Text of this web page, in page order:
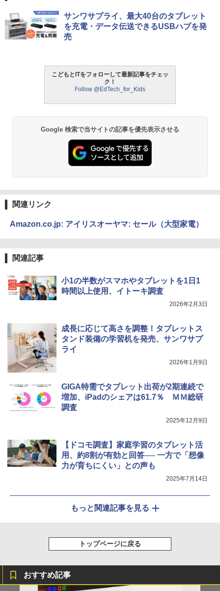
サンワサプライ、最大40台のタブレット
を充電・データ伝送できるUSBハブを発
売
こどもとITをフォローして最新記事をチェッ
ク！
Follow @EdTech_for_Kids
Google 検索で当サイトの記事を優先表示させる
関連リンク
Amazon.co.jp: アイリスオーヤマ: セール（大型家電）
関連記事
小1の半数がスマホやタブレットを1日1
時間以上使用、イトーキ調査
2026年2月3日
成長に応じて高さを調整！タブレットス
タンド装備の学習机を発売、サンワサプ
ライ
2026年1月9日
GIGA特需でタブレット出荷が2期連続で
増加、iPadのシェアは61.7％ ＭＭ総研
調査
2025年12月9日
【ドコモ調査】家庭学習のタブレット活
用、約8割が有効と回答── 一方で「想像
力が育ちにくい」との声も
2025年7月14日
もっと関連記事を見る
トップページに戻る
おすすめ記事